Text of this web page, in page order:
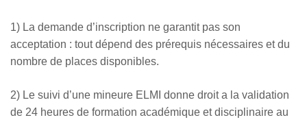
1) La demande d’inscription ne garantit pas son
acceptation : tout dépend des prérequis nécessaires et du
nombre de places disponibles.
2) Le suivi d’une mineure ELMI donne droit a la validation
de 24 heures de formation académique et disciplinaire au